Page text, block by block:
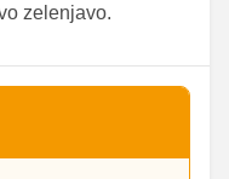
zelenjavo.